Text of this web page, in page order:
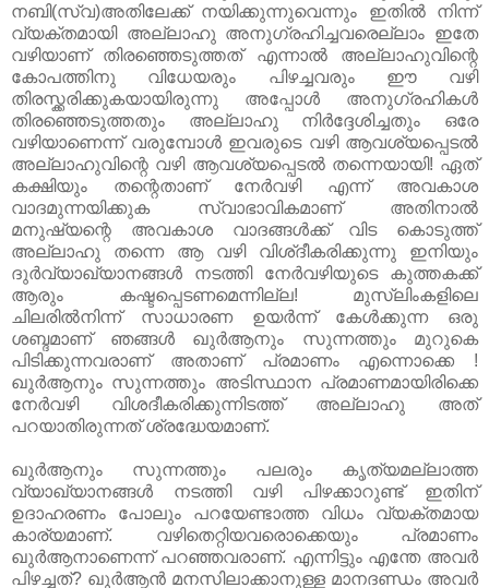
നബി(സ്വ)അതിലേക്ക്‌ നയിക്കുന്നുവെന്നും ഇതില്‍ നിന്ന്
വ്യക്തമായി അല്ലാഹു അനുഗ്രഹിച്ചവരെല്ലാം ഇതേ
വഴിയാണ്‌ തിരഞ്ഞെടുത്തത്‌ എന്നാല്‍ അല്ലാഹുവിന്റെ
കോപത്തിനു വിധേയരും പിഴച്ചവരും ഈ വഴി
തിരസ്ക്കരിക്കുകയായിരുന്നു അപ്പോള്‍ അനുഗ്രഹികള്‍
തിരഞ്ഞെടുത്തതും അല്ലാഹു നിര്‍ദ്ദേശിച്ചതും ഒരേ
വഴിയാണെന്ന് വരുമ്പോള്‍ ഇവരുടെ വഴി ആവശ്യപ്പെടല്‍
അല്ലാഹുവിന്റെ വഴി ആവശ്യപ്പെടല്‍ തന്നെയായി! ഏത്‌
കക്ഷിയും തന്റെതാണ്‌ നേര്‍വഴി എന്ന് അവകാശ
വാദമുന്നയിക്കുക സ്വാഭാവികമാണ്‌ അതിനാല്‍
മനുഷ്യന്റെ അവകാശ വാദങ്ങള്‍ക്ക്‌ വിട കൊടുത്ത്‌
അല്ലാഹു തന്നെ ആ വഴി വിശ്ദീകരിക്കുന്നു ഇനിയും
ദുര്‍വ്യാഖ്യാനങ്ങള്‍ നടത്തി നേര്‍വഴിയുടെ കുത്തകക്ക്‌
ആരും കഷ്ടപ്പെടണമെന്നില്ല! മുസ്‌ലിംകളിലെ
ചിലരില്‍നിന്ന് സാധാരണ ഉയര്‍ന്ന് കേള്‍ക്കുന്ന ഒരു
ശബ്ദമാണ്‌ ഞങ്ങള്‍ ഖുര്‍ആനും സുന്നത്തും മുറുകെ
പിടിക്കുന്നവരാണ്‌ അതാണ്‌ പ്രമാണം എന്നൊക്കെ !
ഖുര്‍ആനും സുന്നത്തും അടിസ്ഥാന പ്രമാണമായിരിക്കെ
നേര്‍വഴി വിശദീകരിക്കുന്നിടത്ത്‌ അല്ലാഹു അത്‌
പറയാതിരുന്നത്‌ ശ്രദ്ധേയമാണ്‌.
ഖുര്‍ആനും സുന്നത്തും പലരും കൃത്യമല്ലാത്ത
വ്യാഖ്യാനങ്ങള്‍ നടത്തി വഴി പിഴക്കാറുണ്ട്‌ ഇതിന്‌
ഉദാഹരണം പോലും പറയേണ്ടാത്ത വിധം വ്യക്തമായ
കാര്യമാണ്‌. വഴിതെറ്റിയവരൊക്കെയും പ്രമാണം
ഖുര്‍ആനാണെന്ന് പറഞ്ഞവരാണ്‌. എന്നിട്ടും എന്തേ അവര്‍
പിഴച്ചത്‌? ഖുര്‍ആന്‍ മനസിലാക്കാനുള്ള മാനദണ്ഡം അവര്‍